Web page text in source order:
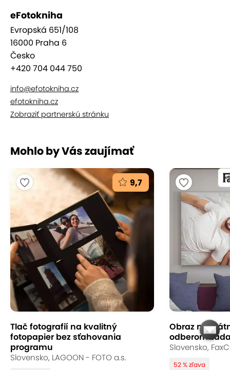
krátke dodacie lehoty
eFotokniha
Evropská 651/108
16000 Praha 6
Česko
+420 704 044 750
info@efotokniha.cz
efotokniha.cz
Zobraziť partnerskú stránku
Mohlo by Vás zaujímať
9,7
Tlač fotografií na kvalitný
fotopapier bez sťahovania
programu
Slovensko, LAGOON - FOTO a.s.
Obraz na
odberom
Slovensko,
52 % zľava